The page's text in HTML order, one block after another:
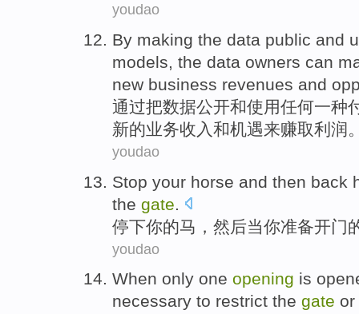
youdao
By making the data public and
models, the data owners can
new business revenues and
通过把数据公开和使用任何一种
新的业务收入和机遇来赚取利润
youdao
Stop your horse and then back
the gate
停下你的马 ， 然后当你准备开门
youdao
When only one opening is
necessary to restrict the gate or